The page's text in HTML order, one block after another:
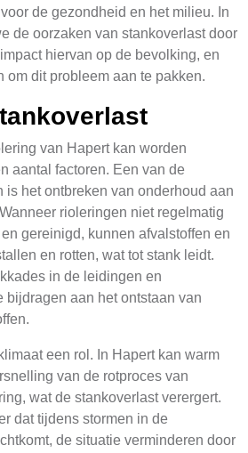
de gezondheid en het milieu. In
de oorzaken van stankoverlast door
hiervan op de bevolking, en
om dit probleem aan te pakken.
van Hapert kan worden
aantal factoren. Een van de
is het ontbreken van onderhoud aan
rioleringen niet regelmatig
gereinigd, kunnen afvalstoffen en
en rotten, wat tot stank leidt.
in de leidingen en
bijdragen aan het ontstaan van
een rol. In Hapert kan warm
van de rotproces van
wat de stankoverlast verergert.
dat tijdens stormen in de
de situatie verminderen door